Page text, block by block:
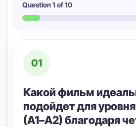
Question1 of 10
01
Какой фильм
подойдет для
(A1–A2) благодаря